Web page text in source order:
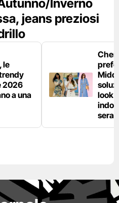
Inverno
jeans preziosi
le
2026
a una
look
sera